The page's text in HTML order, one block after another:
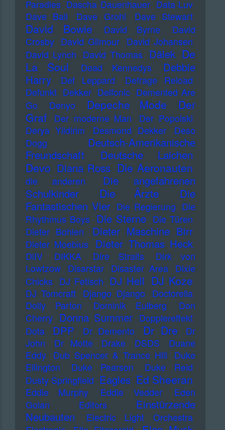
Paradies Dascha Dauenhauer Data Luv
Dave Ball
Dave Grohl Dave Stewart
David Bowie David Byrne
David
Crosby David Gilmour David Johansen
David Lynch David Thomas Dälek De
La Soul
Dead Kennedys
Debbie
Harry
Def Leppard
Defrage Reload
Defunkt Dekker Delfonic Demented Are
Go
Denyo Depeche Mode
Der
Graf
Der moderne Man
Der Popolski
Derya Yildirim
Desmond Dekker
Deso
Dogg
Deutsch-Amerikanische
Freundschaft
Deutsche Laichen
Devo Diana Ross Die Aeronauten
die anderen
Die angefahrenen
Schulkinder
Die Ärzte
Die
Fantastischen Vier Die Regierung Die
Rhythmus Boys Die Sterne Die Türen
Dieter Bohlen
Dieter Maschine Birr
Dieter Moebius Dieter Thomas Heck
DiIV DIKKA Dire Straits
Dirk von
Lowtzow
Disarstar Disaster Area
Dixie
Chicks DJ Fetisch DJ Hell DJ Koze
DJ Tomcraft Django Django
Doctorella
Dolly Parton
Dominik Eulberg
Don
Cherry Donna Summer Dopplereffekt
Dota
DPP Dr Demento Dr Dre
Dr
John
Dr Motte Drake DSDS
Duane
Eddy
Dub Spencer & Trance Hill
Duke
Ellington
Duke Pearson
Duke Reid
Dusty Springfield Eagles Ed Sheeran
Eddie Murphy Eddie Vedder
Eden
Golan
Editors
Einstürzende
Neubauten
Electric Light Orchestra